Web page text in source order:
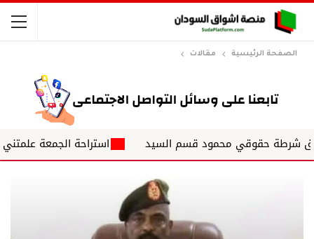
الصفحة الرئيسية مقالات
محمود قسم السيد استراحة الجمعة علمتني الحياة